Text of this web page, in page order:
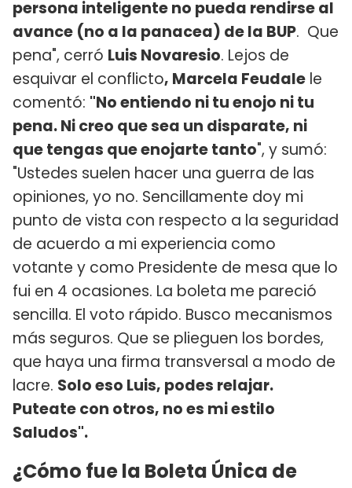
persona inteligente no pueda rendirse al
avance (no a la panacea) de la BUP. Que
pena", cerró Luis Novaresio. Lejos de
esquivar el conflicto, Marcela Feudale le
comentó: "No entiendo ni tu enojo ni tu
pena. Ni creo que sea un disparate, ni
que tengas que enojarte tanto", y sumó:
"Ustedes suelen hacer una guerra de las
opiniones, yo no. Sencillamente doy mi
punto de vista con respecto a la seguridad
de acuerdo a mi experiencia como
votante y como Presidente de mesa que lo
fui en 4 ocasiones. La boleta me pareció
sencilla. El voto rápido. Busco mecanismos
más seguros. Que se plieguen los bordes,
que haya una firma transversal a modo de
lacre. Solo eso Luis, podes relajar.
Puteate con otros, no es mi estilo
Saludos".
¿Cómo fue la Boleta Única de